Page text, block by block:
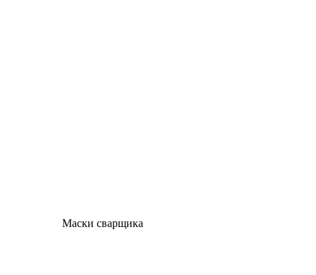
Маски сварщика